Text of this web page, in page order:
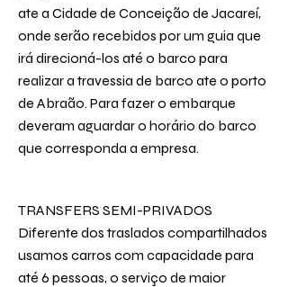
ate a Cidade de Conceição de Jacareí,
onde serão recebidos por um guia que
irá direcioná-los até o barco para
realizar a travessia de barco ate o porto
de Abraão. Para fazer o embarque
deveram aguardar o horário do barco
que corresponda a empresa.
TRANSFERS SEMI-PRIVADOS
Diferente dos traslados compartilhados
usamos carros com capacidade para
até 6 pessoas, o serviço de maior